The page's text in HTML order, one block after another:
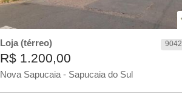
Loja (térreo) 9042
R$ 1.200,00
Nova Sapucaia - Sapucaia do Sul